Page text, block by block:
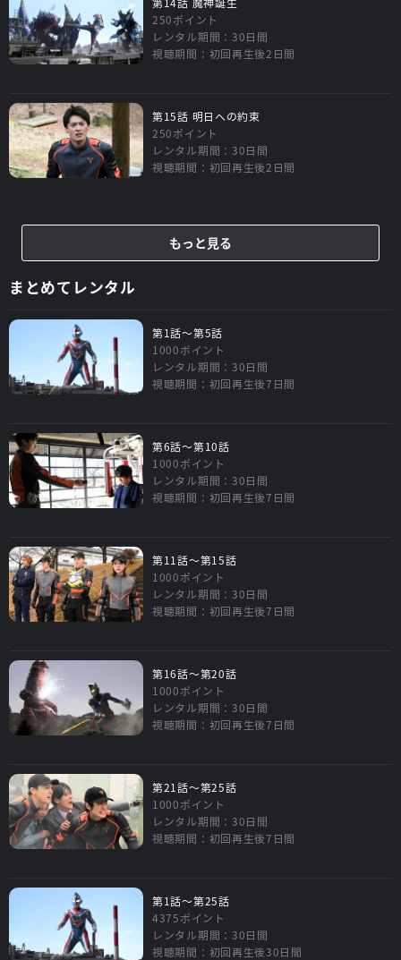
250ポイント
レンタル期間：30日間
視聴期間：初回再生後2日間
第15話 明日への約束
250ポイント
レンタル期間：30日間
視聴期間：初回再生後2日間
もっと見る
まとめてレンタル
第1話～第5話
1000ポイント
レンタル期間：30日間
視聴期間：初回再生後7日間
第6話～第10話
1000ポイント
レンタル期間：30日間
視聴期間：初回再生後7日間
第11話～第15話
1000ポイント
レンタル期間：30日間
視聴期間：初回再生後7日間
第16話～第20話
1000ポイント
レンタル期間：30日間
視聴期間：初回再生後7日間
第21話～第25話
1000ポイント
レンタル期間：30日間
視聴期間：初回再生後7日間
第1話～第25話
4375ポイント
レンタル期間：30日間
視聴期間：初回再生後30日間